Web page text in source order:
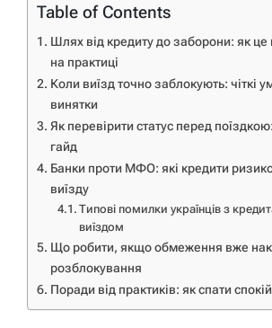
Table of Contents
Шлях від кредиту до заборони: як це
на практиці
Коли виїзд точно заблокують: чіткі
винятки
Як перевірити статус перед
гайд
Банки проти МФО: які кредити
виїзду
Типові помилки українців з
виїздом
Що робити, якщо обмеження вже
розблокування
Поради від практиків: як спати